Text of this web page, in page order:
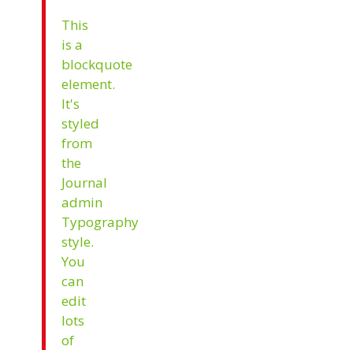
This
is a
blockquote
element.
It's
styled
from
the
Journal
admin
Typography
style.
You
can
edit
lots
of